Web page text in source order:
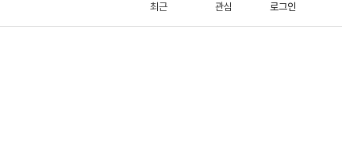
최근
관심 로그인
스